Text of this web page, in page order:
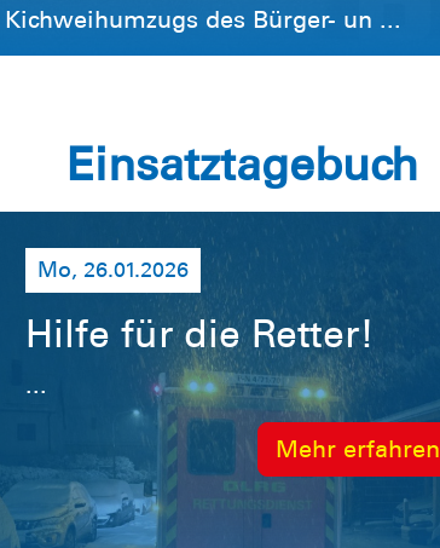
Kichweihumzugs des Bürger- un ...
Einsatztagebuch
Mo, 26.01.2026
Hilfe für die Retter!
...
Mehr erfahren